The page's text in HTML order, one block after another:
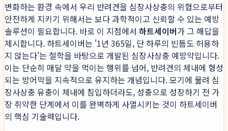
변화하는 환경 속에서 우리 반려견을 심장사상충의 위협으로부터
안전하게 지키기 위해서는 보다 과학적이고 신뢰할 수 있는 예방
솔루션이 필요합니다. 바로 이 지점에서 하트세이버가 그 해답을
제시합니다. 하트세이버는 '1년 365일, 단 하루의 빈틈도 허용하
지 않는다'는 철학을 바탕으로 개발된 심장사상충 예방약입니다.
이는 단순히 매달 약을 먹이는 행위를 넘어, 반려견의 체내에 형성
되는 방어막을 지속적으로 유지하는 개념입니다. 모기에 물려 심
장사상충 유충이 체내에 침입하더라도, 성충으로 성장하기 전 가
장 취약한 단계에서 이를 완벽하게 사멸시키는 것이 하트세이버
의 핵심 기술력입니다.